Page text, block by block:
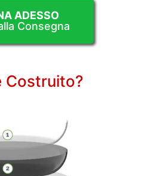
ADESSO
Consegna
Costruito?